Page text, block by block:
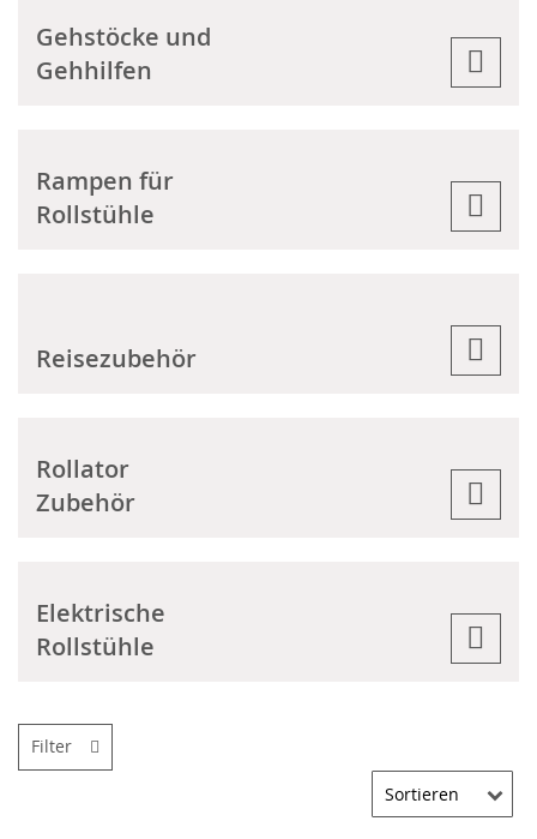
Gehstöcke und
Gehhilfen
Rampen für
Rollstühle
Reisezubehör
Rollator
Zubehör
Elektrische
Rollstühle
Filter